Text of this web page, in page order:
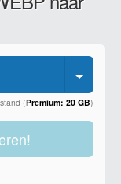
(Premium: 20 GB)